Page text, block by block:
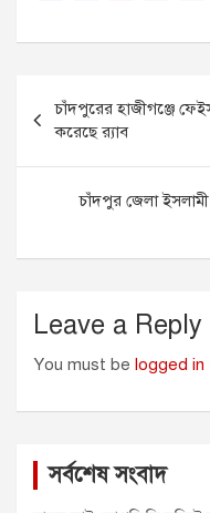
c
o
k
s
n
e
r
a
a
A
p
i
Post
navigation
চাঁদপুরের হাজীগঞ্জে
করেছে র‌্যাব
চাঁদপুর জেলা
Leave a Reply
You must be logged in
সর্বশেষ সংবাদ